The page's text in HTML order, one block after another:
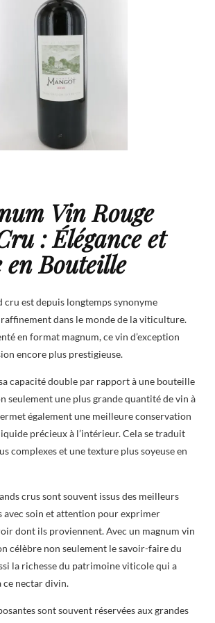
Vin Rouge
: Élégance et
en Bouteille
cru est depuis longtemps synonyme
raffinement dans le monde de la viticulture.
en format magnum, ce vin d’exception
encore plus prestigieuse.
capacité double par rapport à une bouteille
seulement une plus grande quantité de vin à
également une meilleure conservation
précieux à l’intérieur. Cela se traduit
complexes et une texture plus soyeuse en
crus sont souvent issus des meilleurs
avec soin et attention pour exprimer
dont ils proviennent. Avec un magnum vin
célèbre non seulement le savoir-faire du
la richesse du patrimoine viticole qui a
ce nectar divin.
sont souvent réservées aux grandes